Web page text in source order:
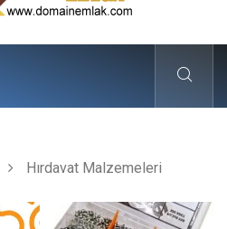
Hırdavat Malzemeleri